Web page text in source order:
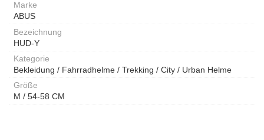
Marke
ABUS
Bezeichnung
HUD-Y
Kategorie
Bekleidung / Fahrradhelme / Trekking / City / Urban Helme
Größe
M / 54-58 CM